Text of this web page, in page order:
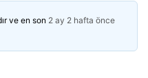
ve en son 2 ay 2 hafta önce